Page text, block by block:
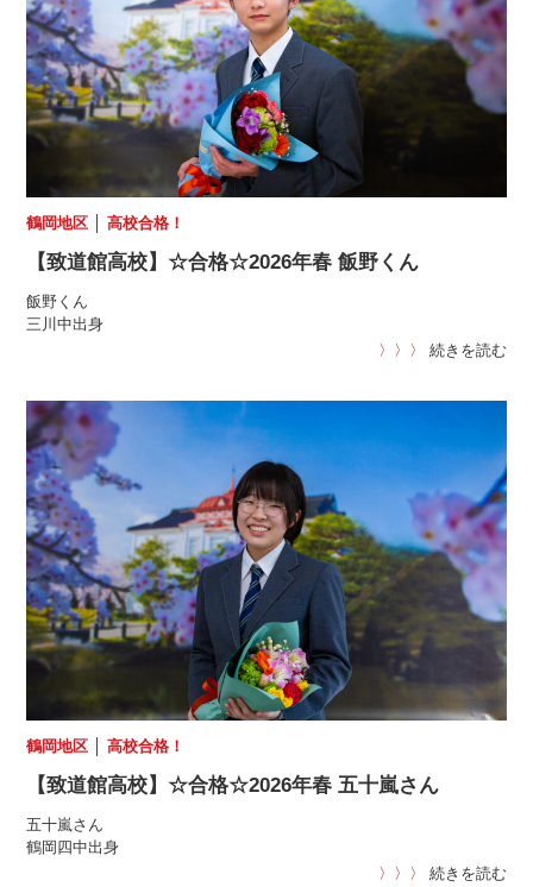
鶴岡地区 │高校合格！
【致道館高校】☆合格☆2026年春 飯野くん
飯野くん
三川中出身
〉〉〉
続きを読む
鶴岡地区 │高校合格！
【致道館高校】☆合格☆2026年春 五十嵐さん
五十嵐さん
鶴岡四中出身
〉〉〉
続きを読む